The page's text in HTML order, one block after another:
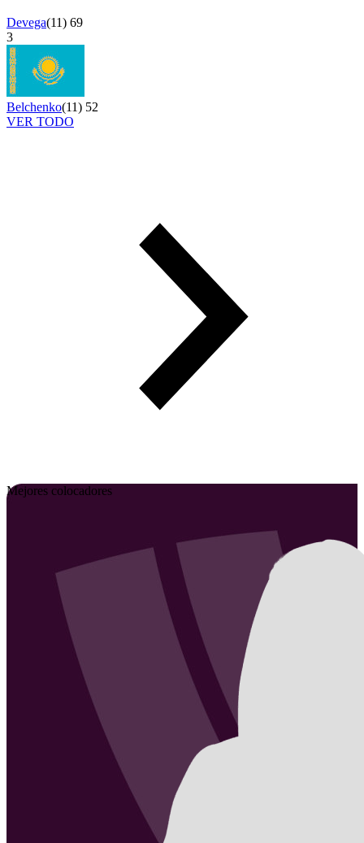
Devega(11) 69
3
Belchenko(11) 52
VER TODO
Mejores colocadores